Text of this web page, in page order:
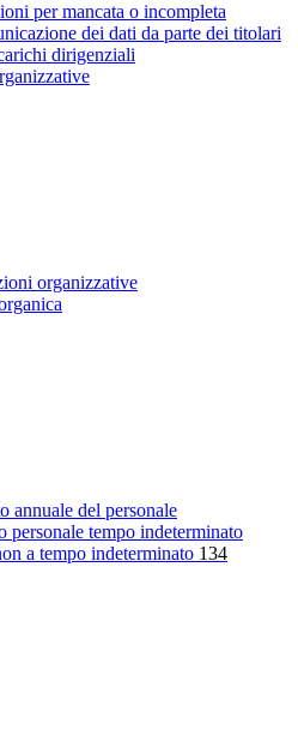
per mancata o incompleta
dei dati da parte dei titolari
dirigenziali
organizzative
annuale del personale
personale tempo indeterminato
a tempo indeterminato 134